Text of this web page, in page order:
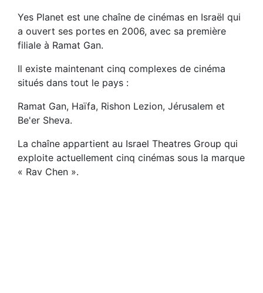
Yes Planet est une chaîne de cinémas en Israël qui
a ouvert ses portes en 2006, avec sa première
filiale à Ramat Gan.
Il existe maintenant cinq complexes de cinéma
situés dans tout le pays :
Ramat Gan, Haïfa, Rishon Lezion, Jérusalem et
Be'er Sheva.
La chaîne appartient au Israel Theatres Group qui
exploite actuellement cinq cinémas sous la marque
« Rav Chen ».